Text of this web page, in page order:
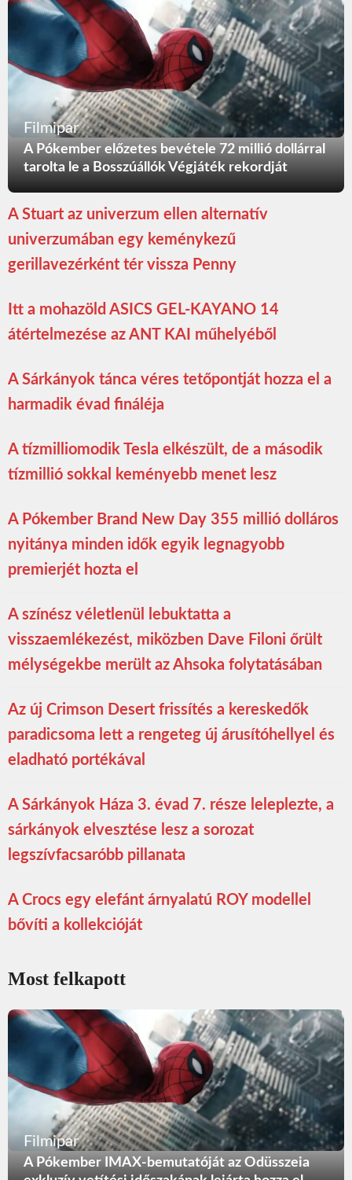
Filmipar
A Pókember előzetes bevétele 72 millió dollárral
tarolta le a Bosszúállók Végjáték rekordját
A Stuart az univerzum ellen alternatív
univerzumában egy keménykezű
gerillavezérként tér vissza Penny
Itt a mohazöld ASICS GEL-KAYANO 14
átértelmezése az ANT KAI műhelyéből
A Sárkányok tánca véres tetőpontját hozza el a
harmadik évad fináléja
A tízmilliomodik Tesla elkészült, de a második
tízmillió sokkal keményebb menet lesz
A Pókember Brand New Day 355 millió dolláros
nyitánya minden idők egyik legnagyobb
premierjét hozta el
A színész véletlenül lebuktatta a
visszaemlékezést, miközben Dave Filoni őrült
mélységekbe merült az Ahsoka folytatásában
Az új Crimson Desert frissítés a kereskedők
paradicsoma lett a rengeteg új árusítóhellyel és
eladható portékával
A Sárkányok Háza 3. évad 7. része leleplezte, a
sárkányok elvesztése lesz a sorozat
legszívfacsaróbb pillanata
A Crocs egy elefánt árnyalatú ROY modellel
bővíti a kollekcióját
Most felkapott
Filmipar
A Pókember IMAX-bemutatóját az Odüsszeia